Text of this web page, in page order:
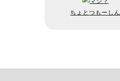
ちょとつもーしん